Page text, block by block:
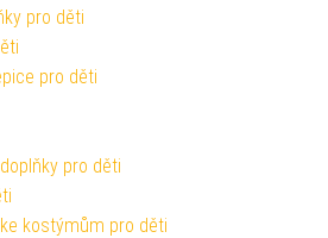
pro děti
pro děti
pro děti
kostýmům pro děti